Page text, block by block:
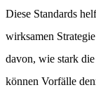
Diese Standards
wirksamen
davon, wie stark
können Vorfälle